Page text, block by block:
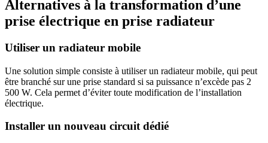
Alternatives à la transformation d’une
prise électrique en prise radiateur
Utiliser un radiateur mobile
Une solution simple consiste à utiliser un radiateur mobile, qui peut
être branché sur une prise standard si sa puissance n’excède pas 2
500 W. Cela permet d’éviter toute modification de l’installation
électrique.
Installer un nouveau circuit dédié